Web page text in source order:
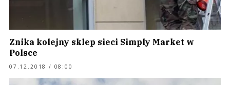
Znika kolejny sklep sieci Simply Market w
Polsce
07.12.2018 / 08:00